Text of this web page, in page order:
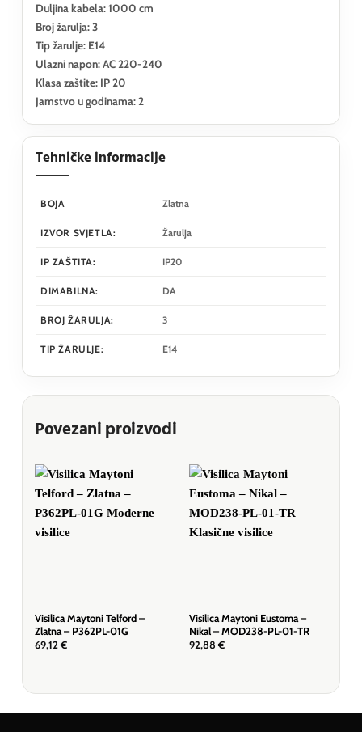
Duljina kabela: 1000 cm
Broj žarulja: 3
Tip žarulje: E14
Ulazni napon: AC 220-240
Klasa zaštite: IP 20
Jamstvo u godinama: 2
Tehničke informacije
BOJA Zlatna
IZVOR SVJETLA: Žarulja
IP ZAŠTITA: IP20
DIMABILNA: DA
BROJ ŽARULJA: 3
TIP ŽARULJE: E14
Povezani proizvodi
Visilica Maytoni Telford –
Zlatna – P362PL-01G
69,12 €
Visilica Maytoni Eustoma –
Nikal – MOD238-PL-01-TR
92,88 €